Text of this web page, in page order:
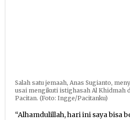
Salah satu jemaah, Anas Sugianto,
usai mengikuti istighasah Al Khidmah
Pacitan. (Foto: Ingge/Pacitanku)
“Alhamdulillah, hari ini saya bisa